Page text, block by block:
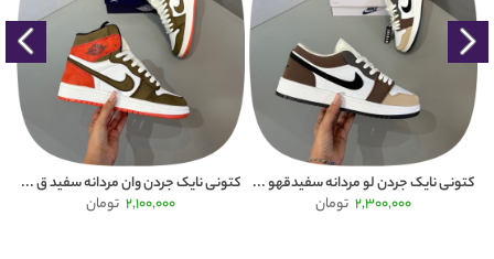
کتونی نایک جردن لو مردانه سفیدقهو ...
2,300,000 تومان
کتونی نایک جردن وان مردانه سفید ق ...
2,100,000 تومان